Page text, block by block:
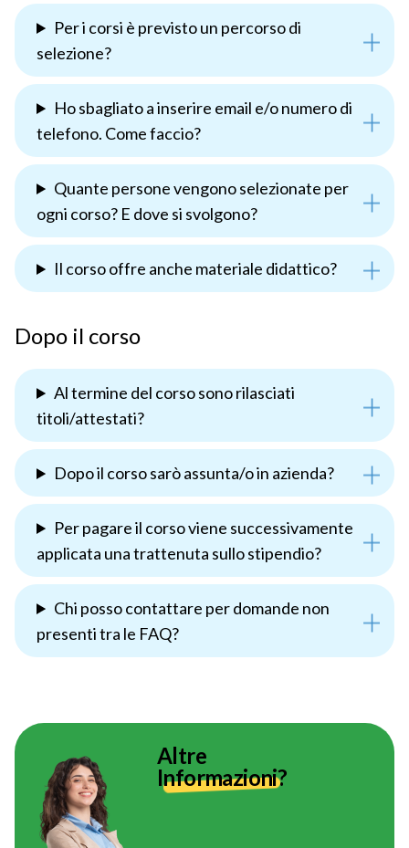
Per i corsi è previsto un percorso di
selezione?
Ho sbagliato a inserire email e/o numero di
telefono. Come faccio?
Quante persone vengono selezionate per
ogni corso? E dove si svolgono?
Il corso offre anche materiale didattico?
Dopo il corso
Al termine del corso sono rilasciati
titoli/attestati?
Dopo il corso sarò assunta/o in azienda?
Per pagare il corso viene successivamente
applicata una trattenuta sullo stipendio?
Chi posso contattare per domande non
presenti tra le FAQ?
Altre
Informazioni?